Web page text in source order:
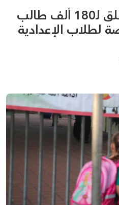
العطلة الصيفية تنطلق لـ180 ألف طالب
لطلاب الإعدادية